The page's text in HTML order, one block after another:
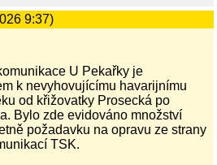
9:37)
U Pekařky je
k nevyhovujícímu havarijnímu
od křižovatky Prosecká po
Bylo zde evidováno množství
požadavku na opravu ze strany
TSK.